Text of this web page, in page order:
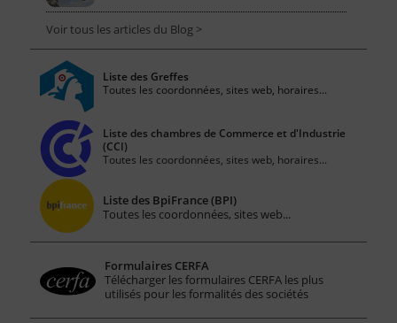
Voir tous les articles du Blog >
Liste des Greffes
Toutes les coordonnées, sites web, horaires...
Liste des chambres de Commerce et d'Industrie
(CCI)
Toutes les coordonnées, sites web, horaires...
Liste des BpiFrance (BPI)
Toutes les coordonnées, sites web...
Formulaires CERFA
Télécharger les formulaires CERFA les plus
utilisés pour les formalités des sociétés